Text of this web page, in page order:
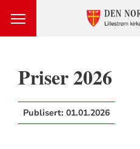
Priser 2026
Publisert: 01.01.2026